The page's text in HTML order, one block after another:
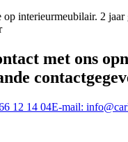
op interieurmeubilair. 2 jaar
met ons
12 14 04E-mail: